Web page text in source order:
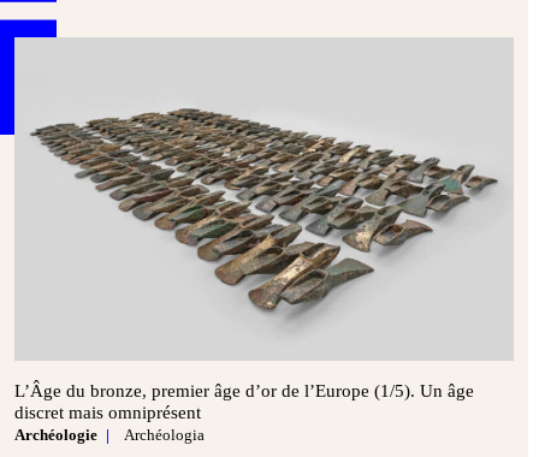
L’Âge du bronze, premier âge d’or de l’Europe (1/5). Un âge
discret mais omniprésent
Archéologie Archéologia